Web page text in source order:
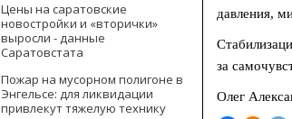
Цены на саратовские
новостройки и «вторички»
выросли - данные
Саратовстата
Пожар на мусорном полигоне в
Энгельсе: для ликвидации
привлекут тяжелую технику
давления,
за
Олег